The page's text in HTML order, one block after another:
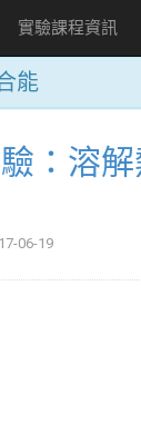
實驗課程資訊
能
：溶
06-19